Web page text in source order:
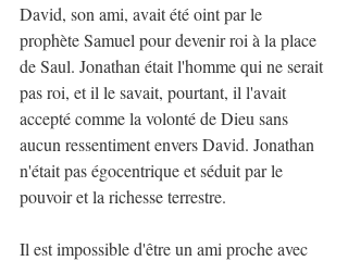
David, son ami, avait été oint par le
prophète Samuel pour devenir roi à la place
de Saul. Jonathan était l'homme qui ne serait
pas roi, et il le savait, pourtant, il l'avait
accepté comme la volonté de Dieu sans
aucun ressentiment envers David. Jonathan
n'était pas égocentrique et séduit par le
pouvoir et la richesse terrestre.
Il est impossible d'être un ami proche avec